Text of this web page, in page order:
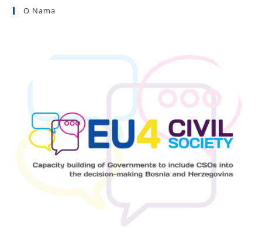
O Nama